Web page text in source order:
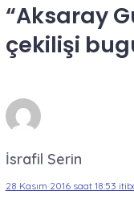
“Aksaray
çekilişi
İsrafil Serin
28 Kasım 2016 saat 18:53